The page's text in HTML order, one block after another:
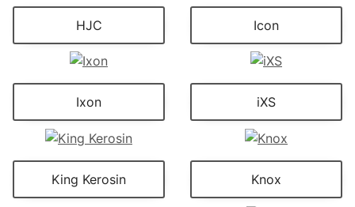
HJC Icon
Ixon iXS
King Kerosin Knox